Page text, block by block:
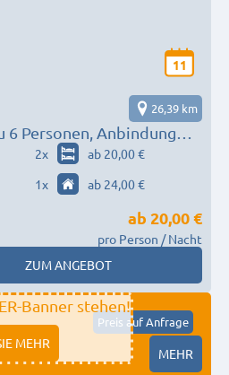
11
Anbindung
26,39 km
2x
ab 20,00 €
1x ab 24,00 €
ab 20,00 €
pro Person / Nacht
ZUM ANGEBOT
Banner stehen!
MEHR
Preis auf Anfrage
MEHR